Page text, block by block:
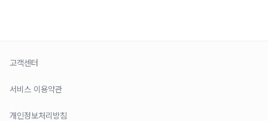
고객센터
서비스 이용약관
개인정보처리방침